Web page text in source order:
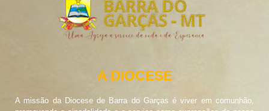
A DIOCESE
A missão da Diocese de Barra do Garças é viver em comunhão,